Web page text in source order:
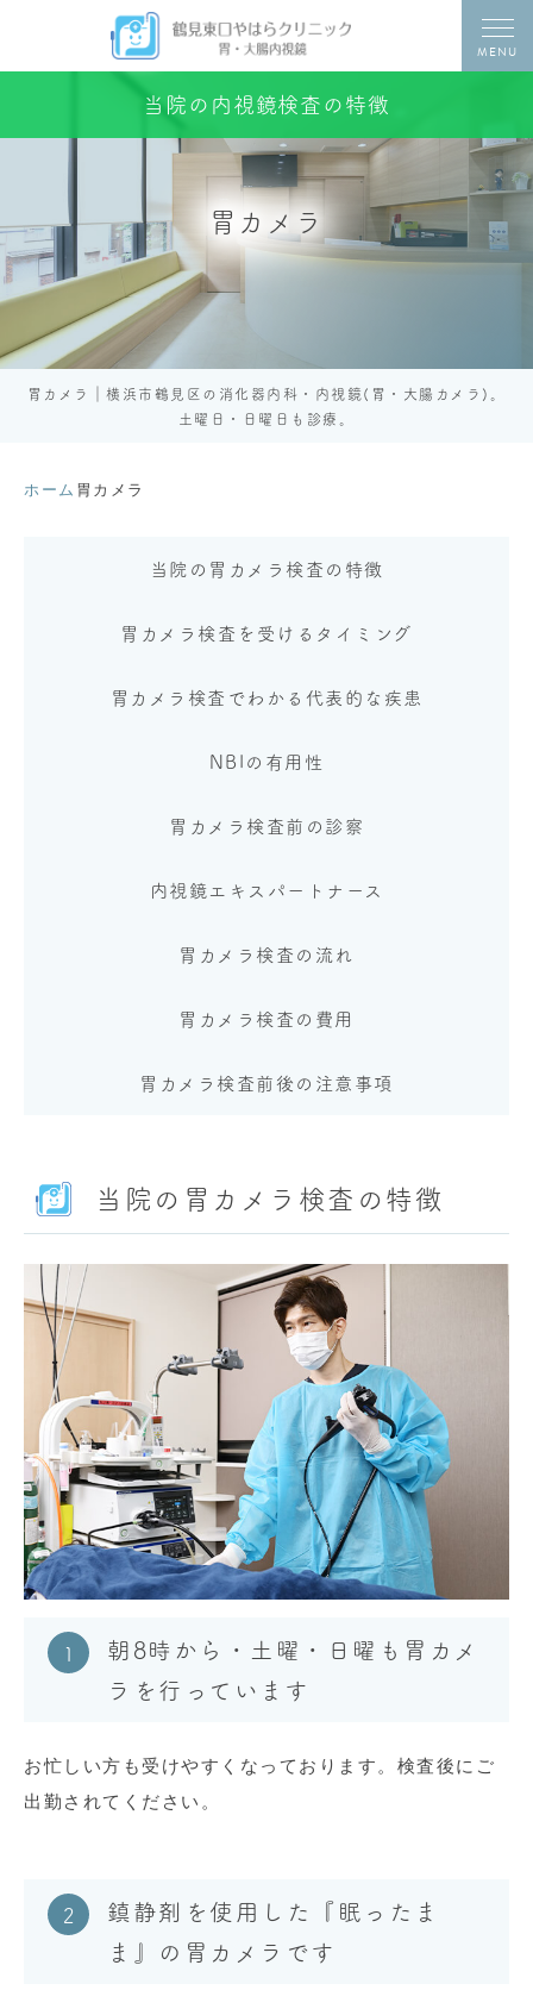
MENU
当院の内視鏡検査の特徴
胃カメラ
胃カメラ｜横浜市鶴見区の消化器内科・内視鏡(胃・大腸カメラ)。
土曜日・日曜日も診療。
ホーム 胃カメラ
当院の胃カメラ検査の特徴
胃カメラ検査を受けるタイミング
胃カメラ検査でわかる代表的な疾患
NBIの有用性
胃カメラ検査前の診察
内視鏡エキスパートナース
胃カメラ検査の流れ
胃カメラ検査の費用
胃カメラ検査前後の注意事項
当院の胃カメラ検査の特徴
朝8時から・土曜・日曜も胃カメ
ラを行っています
お忙しい方も受けやすくなっております。検査後にご
出勤されてください。
鎮静剤を使用した『眠ったま
ま』の胃カメラです